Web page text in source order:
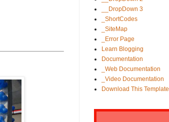
__DropDown 3
_ShortCodes
_SiteMap
_Error Page
Learn Blogging
Documentation
_Web Documentation
_Video Documentation
Download This Template